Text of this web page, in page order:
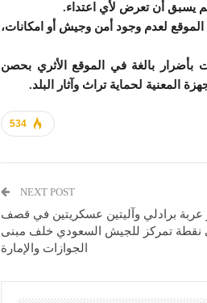
يسبق أن تعرض لأي اعتداء.
لعدم وجود أمن وجيش أو امكانات،
بأضرار بالغة في الموقع الأثري بحصن
المعنية لحماية تراث وآثار البلد.
534
NEXT POST
عربة برادلي وآليتين عسكريتين في قصف
تمركز للجيش السعودي خلف مبنى
الجوازات والإمارة